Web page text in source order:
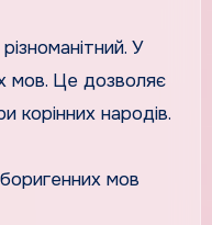
У
мов. Це дозволяє
корінних народів.
мов